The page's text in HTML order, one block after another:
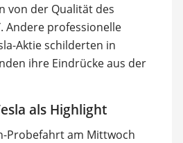
von der Qualität des
Andere professionelle
Aktie schilderten in
ihre Eindrücke aus der
als Highlight
Probefahrt am Mittwoch